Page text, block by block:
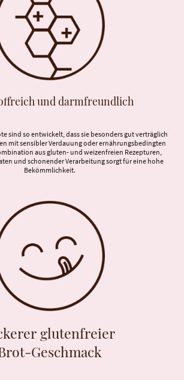
und darmfreundlich
sind so entwickelt, dass sie besonders gut verträglich
mit sensibler Verdauung oder ernährungsbedingten
aus gluten- und weizenfreien Rezepturen,
und schonender Verarbeitung sorgt für eine hohe
Bekömmlichkeit.
glutenfreier
Geschmack